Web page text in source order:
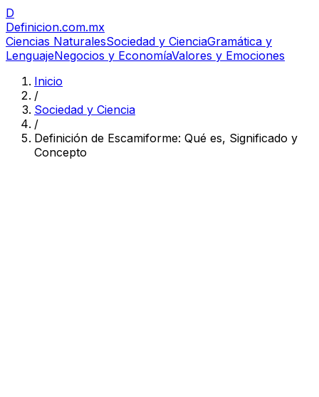
D
Definicion.com.mx
Ciencias NaturalesSociedad y CienciaGramática y
LenguajeNegocios y EconomíaValores y Emociones
Inicio
/
Sociedad y Ciencia
/
Definición de Escamiforme: Qué es, Significado y
Concepto